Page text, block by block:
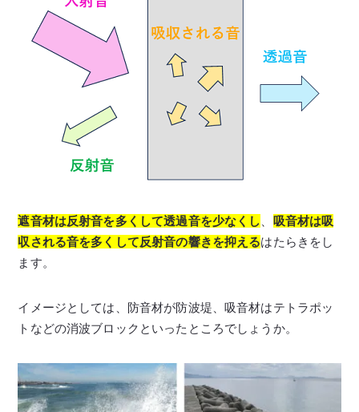
遮音材は反射音を多くして透過音を少なくし
吸音材は吸
収される音を多くして反射音の響きを抑えるはたらきをし
ます。
イメージとしては、防音材が防波堤、吸音材はテトラポッ
トなどの消波ブロックといったところでしょうか。